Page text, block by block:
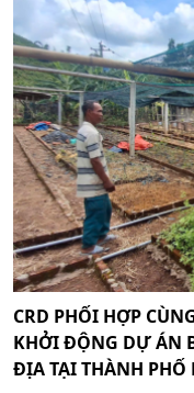
CRD PHỐI HỢP
KHỞI ĐỘNG DỰ ÁN
ĐỊA TẠI THÀNH PHỐ